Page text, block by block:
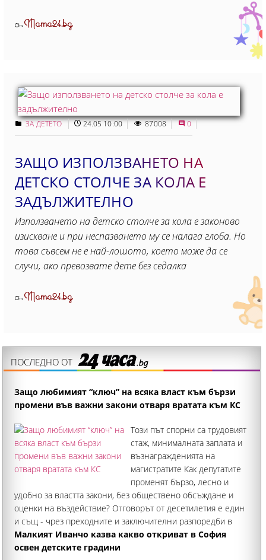
ОтMama24.bg
ЗА ДЕТЕТО 24.05 10:00 87008 0
ЗАЩО ИЗПОЛЗВАНЕТО НА
ДЕТСКО СТОЛЧЕ ЗА КОЛА Е
ЗАДЪЛЖИТЕЛНО
Използването на детско столче за кола е законово
изискване и при неспазването му се налага глоба. Но
това съвсем не е най-лошото, което може да се
случи, ако превозвате дете без седалка
ОтMama24.bg
ПОСЛЕДНО ОТ
Защо любимият “ключ” на всяка власт към бързи
промени във важни закони отваря вратата към КС
Този път спорни са трудовият
стаж, минималната заплата и
възнагражденията на
магистратите Как депутатите
променят бързо, лесно и
удобно за властта закони, без обществено обсъждане и
оценки на въздействие? Отговорът от десетилетия е един
и същ - чрез преходните и заключителни разпоредби в
закона бюджета
Малкият Иванчо казва какво откриват в София
освен детските градини